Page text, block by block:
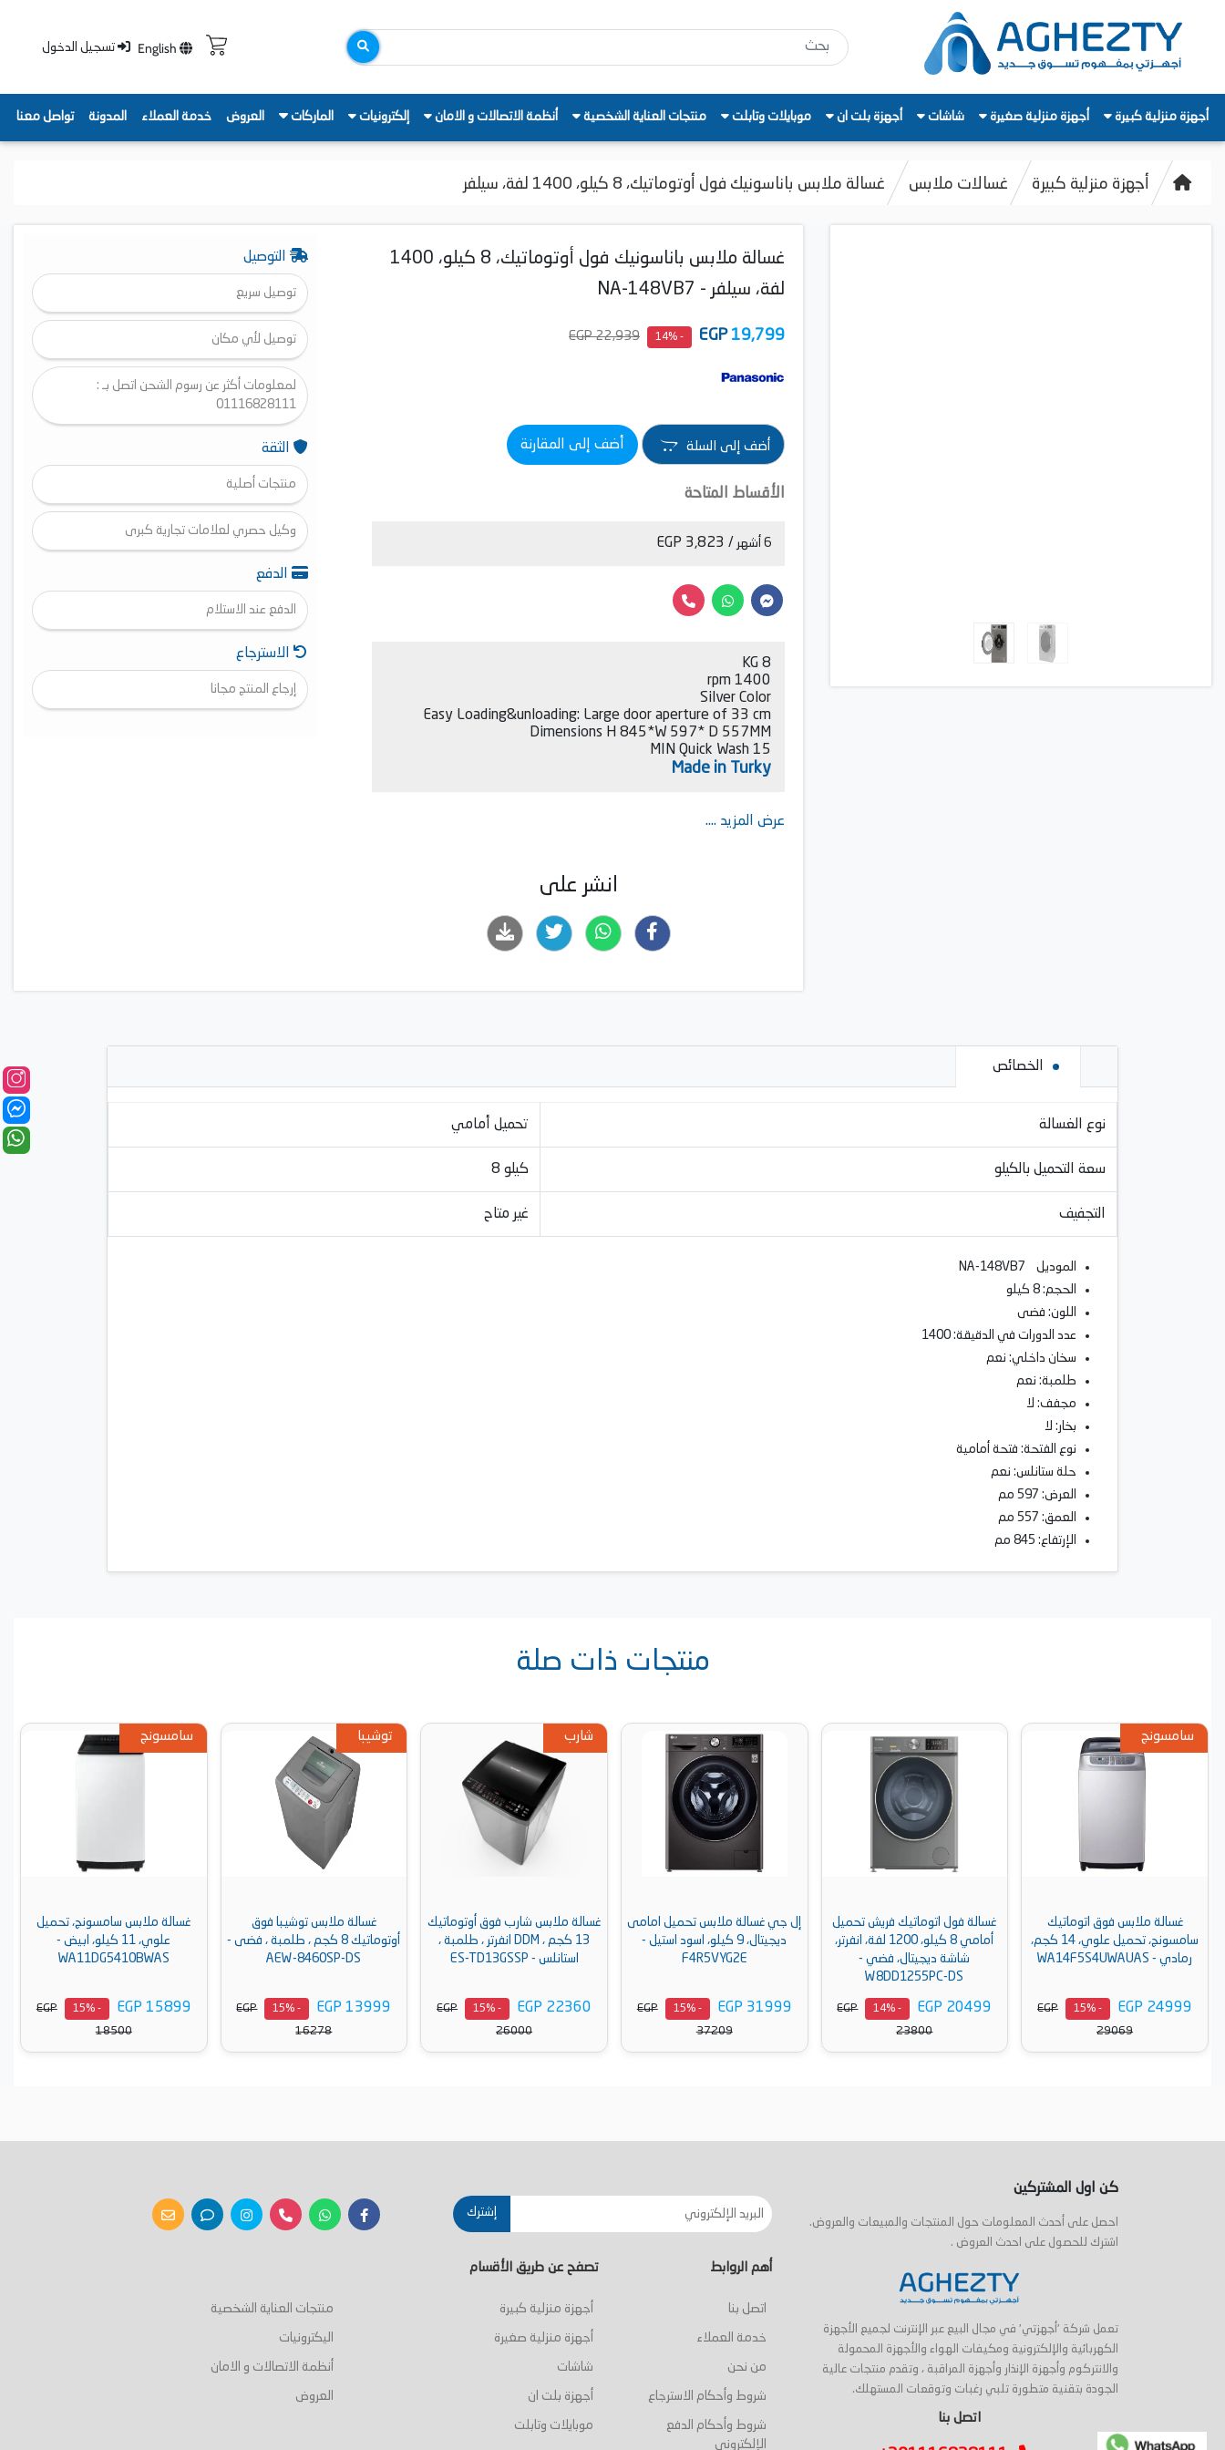
English تسجيل الدخول
أجهزة منزلية كبيرة أجهزة منزلية صغيرة شاشات أجهزة بلت ان موبايلات وتابلت منتجات العناية الشخصية أنظمة الاتصالات و الامان إلكترونيات الماركات العروض خدمة العملاء المدونة تواصل معنا
أجهزة منزلية كبيرة غسالات ملابس غسالة ملابس باناسونيك فول أوتوماتيك، 8 كيلو، 1400 لفة، سيلفر
غسالة ملابس باناسونيك فول أوتوماتيك، 8 كيلو، 1400
لفة، سيلفر - NA-148VB7
19,799
EGP
- 14%
22,939 EGP
أضف إلى السلة أضف إلى المقارنة
الأقساط المتاحة
6 أشهر / 3,823 EGP
8 KG
1400 rpm
Silver Color
Easy Loading&unloading: Large door aperture of 33 cm
Dimensions H 845*W 597* D 557MM
15 MIN Quick Wash
Made in Turky
عرض المزيد ....
انشر على
التوصيل
توصيل سريع
توصيل لأي مكان
لمعلومات أكثر عن رسوم الشحن اتصل بـ :
01116828111
الثقة
منتجات أصلية
وكيل حصري لعلامات تجارية كبرى
الدفع
الدفع عند الاستلام
الاسترجاع
إرجاع المنتج مجانا
الخصائص
نوع الغسالة تحميل أمامي
سعة التحميل بالكيلو 8 كيلو
التجفيف غير متاح
الموديل NA-148VB7
الحجم: 8 كيلو
اللون: فضى
عدد الدورات في الدقيقة: 1400
سخان داخلي: نعم
طلمبة: نعم
مجفف: لا
بخار: لا
نوع الفتحة: فتحة أمامية
حلة ستانلس: نعم
العرض: 597 مم
العمق: 557 مم
الإرتفاع: 845 مم
منتجات ذات صلة
اتوماتيك
سامسونج، تحميل علوي، 14 كجم،
EGP
غسالة فول اتوماتيك فريش تحميل
أمامي 8 كيلو، 1200 لفة، انفرتر،
شاشة ديجيتال، فضي -
EGP 20499
EGP
إل جي غسالة ملابس تحميل امامى
ديجيتال، 9 كيلو، اسود استيل -
F4R5VYG2E
EGP 31999
EGP
شارب
غسالة ملابس شارب فوق أوتوماتيك
13 كجم ، DDM انفرتر ، طلمبة ،
استانلس - ES-TD13GSSP
EGP 22360
EGP
توشيبا
غسالة ملابس توشيبا فوق
أوتوماتيك 8 كجم ، طلمبة ، فضى -
AEW-8460SP-DS
EGP 13999
EGP
سامسونج
غسالة ملابس سامسونج، تحميل
علوي، 11 كيلو، ابيض -
WA11DG5410BWAS
EGP 15899
EGP
EGP 21999
كن اول المشتركين
احصل على أحدث المعلومات حول المنتجات والمبيعات والعروض.
اشترك للحصول على احدث العروض .
إشترك
تعمل شركة 'أجهزتي' في مجال البيع عبر الإنترنت لجميع الأجهزة
الكهربائية والإلكترونية ومكيفات الهواء والأجهزة المحمولة
والانتركوم وأجهزة الإنذار وأجهزة المراقبة ، وتقدم منتجات عالية
الجودة بتقنية متطورة تلبي رغبات وتوقعات المستهلك.
اتصل بنا
أهم الروابط
اتصل بنا
خدمة العملاء
من نحن
شروط وأحكام الاسترجاع
شروط وأحكام الدفع
الإلكتروني
تصفح عن طريق الأقسام
أجهزة منزلية كبيرة
أجهزة منزلية صغيرة
شاشات
أجهزة بلت ان
موبايلات وتابلت
منتجات العناية الشخصية
اليكترونيات
أنظمة الاتصالات و الامان
العروض